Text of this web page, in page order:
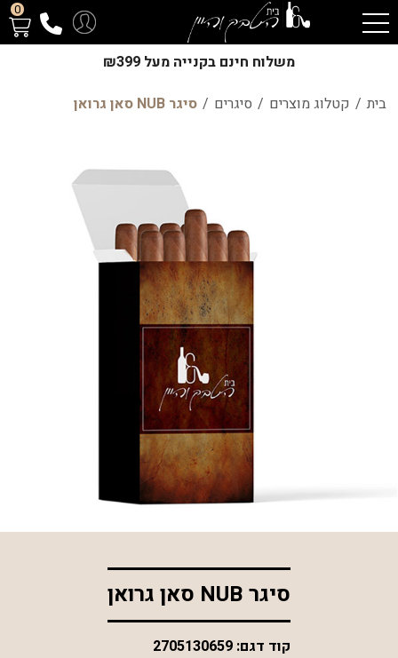
0
משלוח חינם בקנייה מעל ₪399
בית / קטלוג מוצרים / סיגרים / סיגר NUB סאן גרואן
סיגר NUB סאן גרואן
קוד דגם: 2705130659